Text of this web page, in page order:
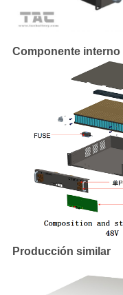
Componente interno
Producción similar